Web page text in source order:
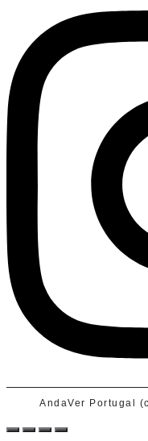
AndaVer Portugal